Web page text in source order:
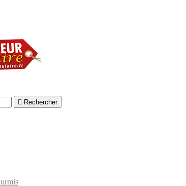
 Rechercher